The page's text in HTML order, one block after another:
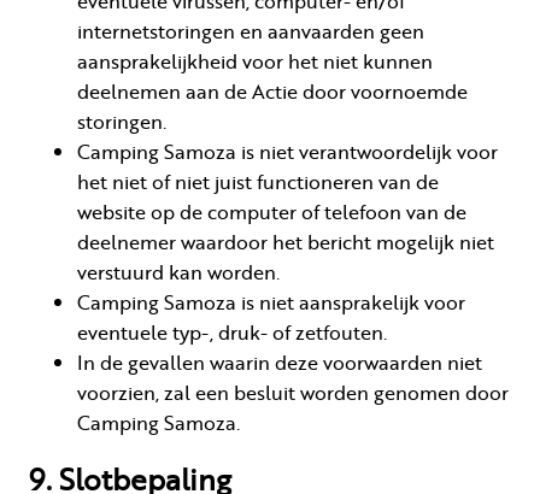
internetstoringen en aanvaarden geen
aansprakelijkheid voor het niet kunnen
deelnemen aan de Actie door voornoemde
storingen.
Camping Samoza is niet verantwoordelijk voor
het niet of niet juist functioneren van de
website op de computer of telefoon van de
deelnemer waardoor het bericht mogelijk niet
verstuurd kan worden.
Camping Samoza is niet aansprakelijk voor
eventuele typ-, druk- of zetfouten.
In de gevallen waarin deze voorwaarden niet
voorzien, zal een besluit worden genomen door
Camping Samoza.
9. Slotbepaling